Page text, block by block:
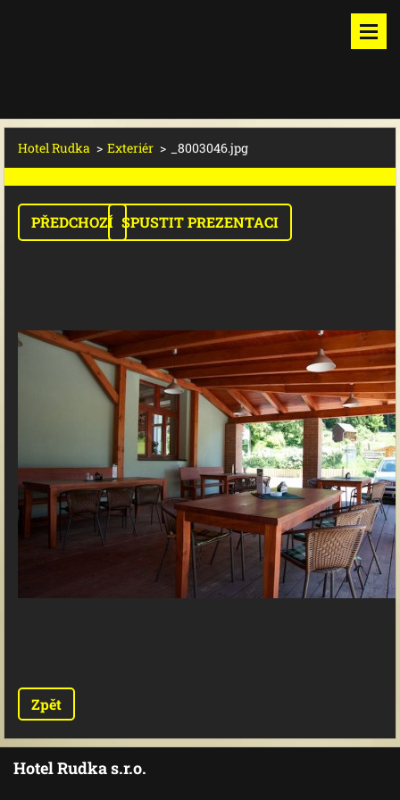
Hotel Rudka > Exteriér > _8003046.jpg
PŘEDCHOZÍ SPUSTIT PREZENTACI
Zpět
Hotel Rudka s.r.o.